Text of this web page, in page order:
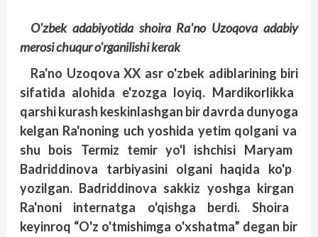
O'zbek adabiyotida shoira Ra'no Uzoqova adabiy
merosi chuqur o'rganilishi kerak
Ra'no Uzoqova XX asro'zbek adiblarining biri
sifatida alohida e'zozga loyiq. Mardikorlikka
qarshikurash keskinlashgan birdavrda dunyoga
kelgan Ra'noning uch yoshida yetimqolgani va
shu bois Termiz temiryo'l ishchisi Maryam
Badriddinova tarbiyasiniolganihaqida ko'p
yozilgan. Badriddinova sakkiz yoshga kirgan
Ra'noni internatga o'qishga berdi. Shoira
keyinroq “O'z o'tmishimga o'xshatma” degan bir